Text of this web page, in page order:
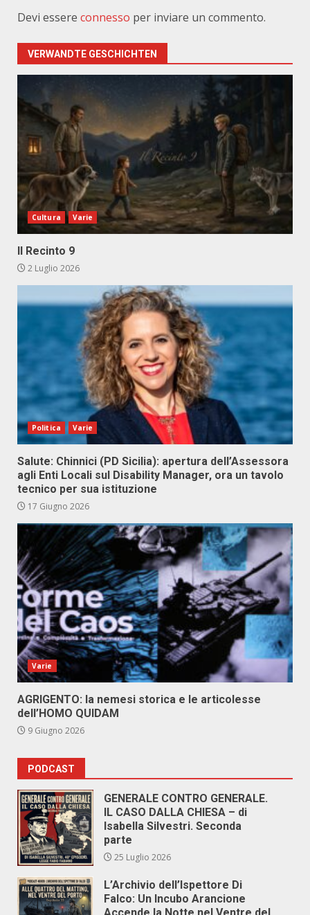
Devi essere connesso per inviare un commento.
VERWANDTE GESCHICHTEN
Cultura Varie
Il Recinto 9
2 Luglio 2026
Politica Varie
Salute: Chinnici (PD Sicilia): apertura dell’Assessora
agli Enti Locali sul Disability Manager, ora un tavolo
tecnico per sua istituzione
17 Giugno 2026
Varie
AGRIGENTO: la nemesi storica e le articolesse
dell’HOMO QUIDAM
9 Giugno 2026
PODCAST
GENERALE CONTRO GENERALE.
IL CASO DALLA CHIESA – di
Isabella Silvestri. Seconda
parte
25 Luglio 2026
L’Archivio dell’Ispettore Di
Falco: Un Incubo Arancione